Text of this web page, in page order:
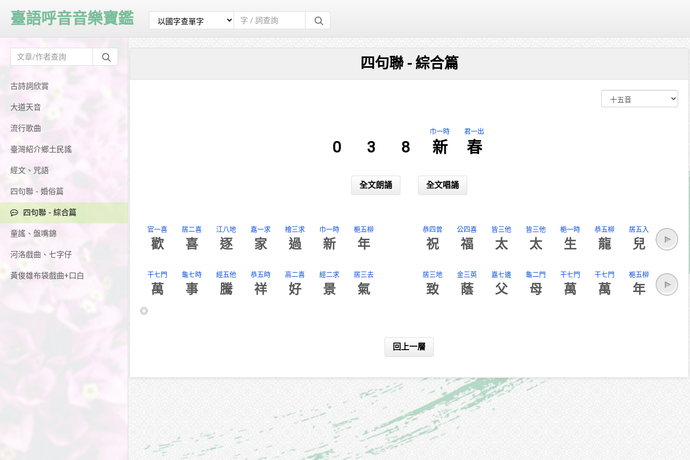
古詩詞欣賞
大道天音
流行歌曲
臺灣紹介鄉土民謠
經文、咒語
四句聯 - 婚俗篇
四句聯 - 綜合篇
童謠、盤嘴錦
河洛戲曲、七字仔
黃俊雄布袋戲曲+口白
臺語呼音音樂寶鑑
四句聯 - 綜合篇
0 3 8
巾一時
新
君一出
春
全文朗誦 全文唱誦
官一喜
歡
居二喜
喜
江八地
逐
嘉一求
家
檜三求
過
巾一時
新
梔五柳
年
恭四曾
祝
公四喜
福
皆三他
太
皆三他
太
梔一時
生
恭五柳
龍
居五入
兒
干七門
萬
龜七時
事
經五他
騰
恭五時
祥
高二喜
好
經二求
景
居三去
氣
居三地
致
金三英
蔭
嘉七邊
父
龜二門
母
干七門
萬
干七門
萬
梔五柳
年
◎
回上一層